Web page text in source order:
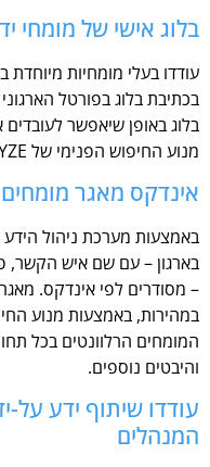
בלוג אישי של מומחי
עודדו בעלי מומחיות מיוחדת
בכתיבת בלוג בפורטל
בלוג באופן שיאפשר
מנוע החיפוש הפנימי של WYZE.
אינדקס מאגר מומחים
באמצעות מערכת ניהול
בארגון – עם שם איש הקשר,
– מסודרים לפי אינדקס.
במהירות, באמצעות מנוע
המומחים הרלוונטים בכל
והיבטים נוספים.
עודדו שיתוף ידע על-
המנהלים